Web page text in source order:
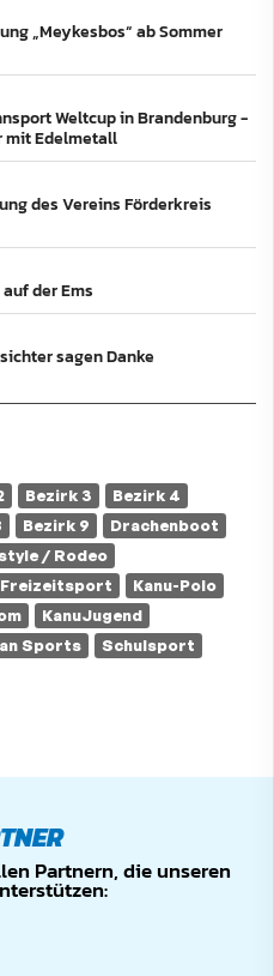
„Meykesbos“ ab Sommer
Weltcup in Brandenburg -
mit Edelmetall
des Vereins Förderkreis
der Ems
sagen Danke
Bezirk 3
Bezirk 4
Bezirk 9
Drachenboot
/ Rodeo
Freizeitsport
Kanu-Polo
KanuJugend
Sports
Schulsport
Partnern, die unseren